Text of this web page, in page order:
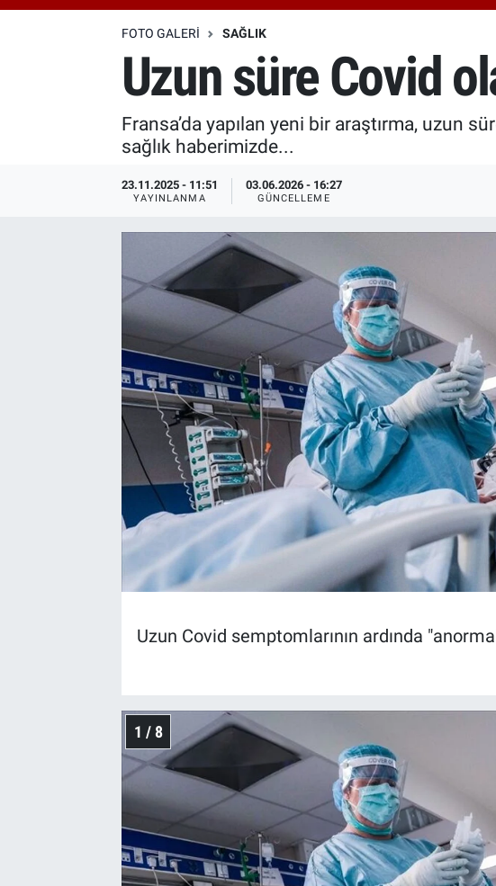
FOTO GALERI SAĞLIK
Uzun süre Covid
Fransa’da yapılan yeni bir araştırma, uzun
sağlık haberimizde...
23.11.2025 - 11:51
YAYINLANMA
03.06.2026 - 16:27
GÜNCELLEME
Uzun Covid semptomlarının ardında
1 / 8
Özel Haberler
Özel Haberler
Haber Arşivi